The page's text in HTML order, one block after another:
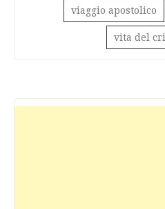
viaggio apostolico
vita del